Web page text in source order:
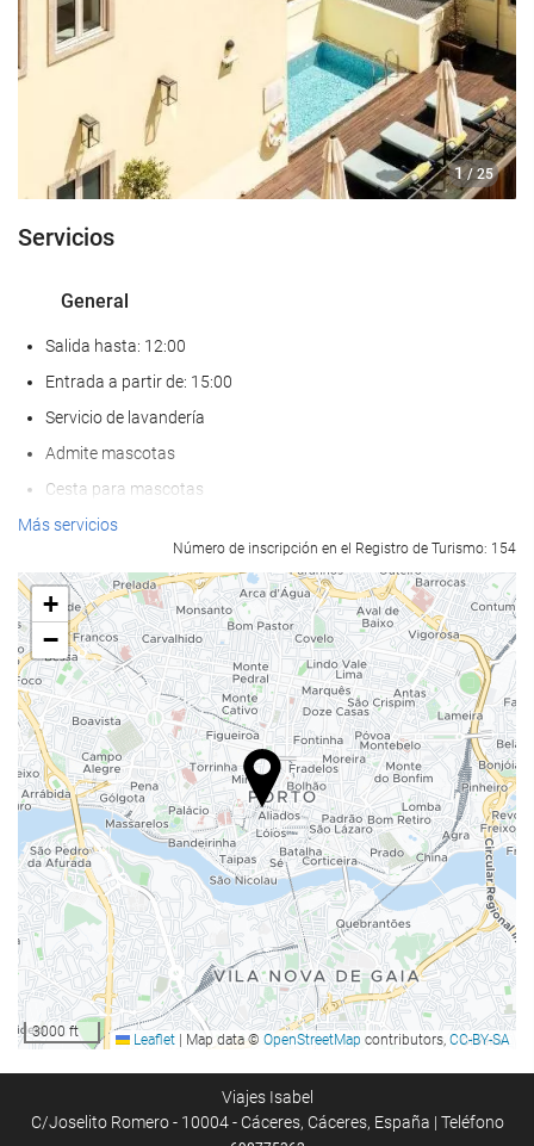
1 / 25
Servicios
General
Salida hasta: 12:00
Entrada a partir de: 15:00
Servicio de lavandería
Admite mascotas
Cesta para mascotas
Cuenco para mascotas
Aire Acondicionado
Calefacción
Ascensor
Adaptado para personas con movilidad reducida
Habitaciones No fumadores
Hotel no fumadores
Zona de fumadores
Habitaciones insonorizadas
Comida y bebida
Restaurante
Bar
Cafetera en zonas comunes
Menú infantil
Servicio de habitaciones
Opción de desayuno en la habitación
Más servicios
Número de inscripción en el Registro de Turismo: 154
+
−
3000 ft Leaflet | Map data © OpenStreetMap contributors, CC-BY-SA
Viajes Isabel
C/Joselito Romero - 10004 - Cáceres, Cáceres, España | Teléfono